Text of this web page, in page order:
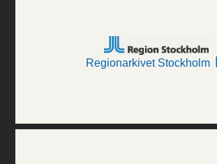
Regionarkivet Stockholm